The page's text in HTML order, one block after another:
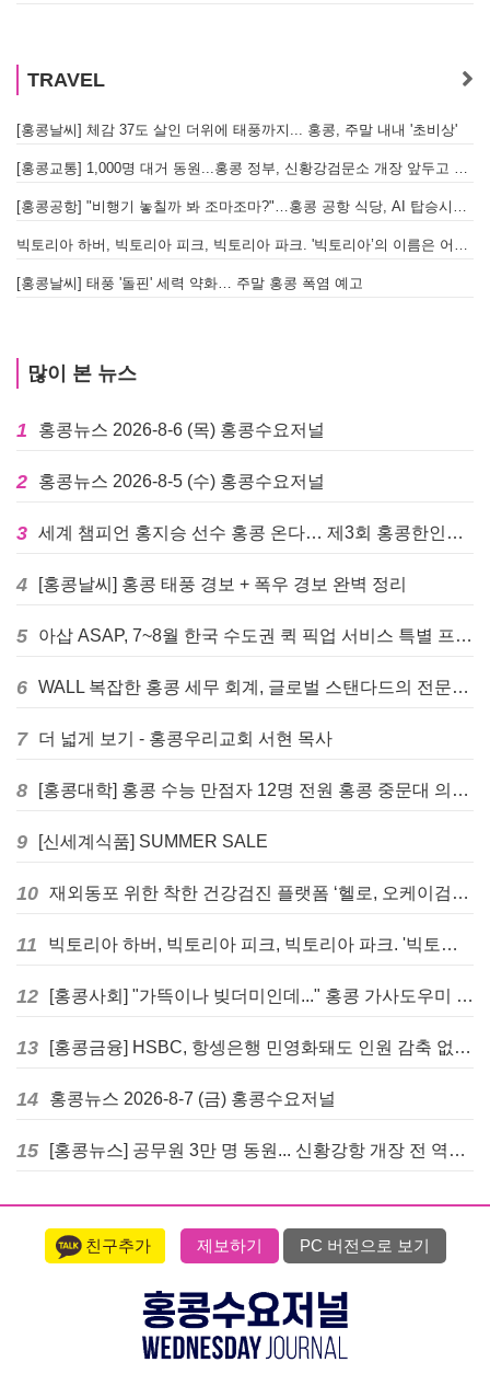
TRAVEL
[홍콩날씨] 체감 37도 살인 더위에 태풍까지... 홍콩, 주말 내내 '초비상'
[홍콩교통] 1,000명 대거 동원...홍콩 정부, 신황강검문소 개장 앞두고 실전 훈련 돌입
[홍콩공항] "비행기 놓칠까 봐 조마조마?"…홍콩 공항 식당, AI 탑승시간 계산해 메뉴 추천해 준다
빅토리아 하버, 빅토리아 피크, 빅토리아 파크. '빅토리아’의 이름은 어떻게 온 걸까? - [이승권 원장의 생활칼럼]
[홍콩날씨] 태풍 '돌핀' 세력 약화… 주말 홍콩 폭염 예고
많이 본 뉴스
1 홍콩뉴스 2026-8-6 (목) 홍콩수요저널
2 홍콩뉴스 2026-8-5 (수) 홍콩수요저널
3 세계 챔피언 홍지승 선수 홍콩 온다… 제3회 홍콩한인팔씨름대회 9월 12일 개최
4 [홍콩날씨] 홍콩 태풍 경보 + 폭우 경보 완벽 정리
5 아삽 ASAP, 7~8월 한국 수도권 퀵 픽업 서비스 특별 프로모션 실시
6 WALL 복잡한 홍콩 세무 회계, 글로벌 스탠다드의 전문가들이 답을 드립니다! - 법인설립, 회계, 감사
7 더 넓게 보기 - 홍콩우리교회 서현 목사
8 [홍콩대학] 홍콩 수능 만점자 12명 전원 홍콩 중문대 의대 진학
9 [신세계식품] SUMMER SALE
10 재외동포 위한 착한 건강검진 플랫폼 ‘헬로, 오케이검진’ 서비스 개시
11 빅토리아 하버, 빅토리아 피크, 빅토리아 파크. '빅토리아’의 이름은 어떻게 온 걸까? - [이승권 원장의 생활칼럼]
12 [홍콩사회] "가뜩이나 빚더미인데..." 홍콩 가사도우미 대출 전면 금지 촉구
13 [홍콩금융] HSBC, 항셍은행 민영화돼도 인원 감축 없다... 독립 브랜드 유지
14 홍콩뉴스 2026-8-7 (금) 홍콩수요저널
15 [홍콩뉴스] 공무원 3만 명 동원... 신황강항 개장 전 역대급 훈련 실시
친구추가 제보하기 PC 버전으로 보기